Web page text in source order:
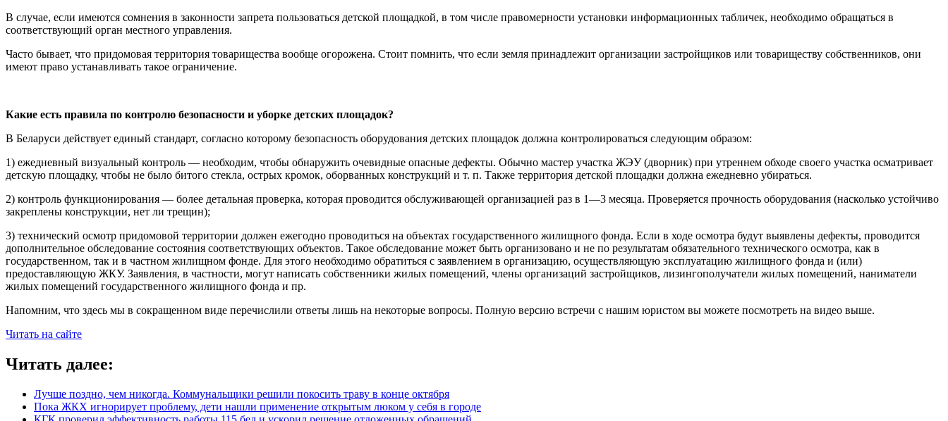
В случае, если имеются сомнения в законности запрета пользоваться детской площадкой, в том числе правомерности установки информационных табличек, необходимо обращаться в
соответствующий орган местного управления.
Часто бывает, что придомовая территория товарищества вообще огорожена. Стоит помнить, что если земля принадлежит организации застройщиков или товариществу собственников, они
имеют право устанавливать такое ограничение.
Какие есть правила по контролю безопасности и уборке детских площадок?
В Беларуси действует единый стандарт, согласно которому безопасность оборудования детских площадок должна контролироваться следующим образом:
1) ежедневный визуальный контроль — необходим, чтобы обнаружить очевидные опасные дефекты. Обычно мастер участка ЖЭУ (дворник) при утреннем обходе своего участка осматривает
детскую площадку, чтобы не было битого стекла, острых кромок, оборванных конструкций и т. п. Также территория детской площадки должна ежедневно убираться.
2) контроль функционирования — более детальная проверка, которая проводится обслуживающей организацией раз в 1—3 месяца. Проверяется прочность оборудования (насколько устойчиво
закреплены конструкции, нет ли трещин);
3) технический осмотр придомовой территории должен ежегодно проводиться на объектах государственного жилищного фонда. Если в ходе осмотра будут выявлены дефекты, проводится
дополнительное обследование состояния соответствующих объектов. Такое обследование может быть организовано и не по результатам обязательного технического осмотра, как в
государственном, так и в частном жилищном фонде. Для этого необходимо обратиться с заявлением в организацию, осуществляющую эксплуатацию жилищного фонда и (или)
предоставляющую ЖКУ. Заявления, в частности, могут написать собственники жилых помещений, члены организаций застройщиков, лизингополучатели жилых помещений, наниматели
жилых помещений государственного жилищного фонда и пр.
Напомним, что здесь мы в сокращенном виде перечислили ответы лишь на некоторые вопросы. Полную версию встречи с нашим юристом вы можете посмотреть на видео выше.
Читать на сайте
Читать далее:
Лучше поздно, чем никогда. Коммунальщики решили покосить траву в конце октября
Пока ЖКХ игнорирует проблему, дети нашли применение открытым люком у себя в городе